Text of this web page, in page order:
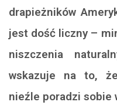
drapieżników
jest dość liczny –
niszczenia
wskazuje na to,
nieźle poradzi sobie